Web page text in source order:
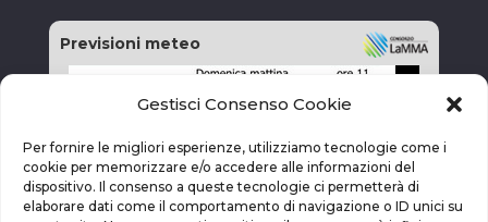
Gestisci Consenso Cookie
Per fornire le migliori esperienze, utilizziamo tecnologie come i
cookie per memorizzare e/o accedere alle informazioni del
dispositivo. Il consenso a queste tecnologie ci permetterà di
elaborare dati come il comportamento di navigazione o ID unici su
Previsioni meteo